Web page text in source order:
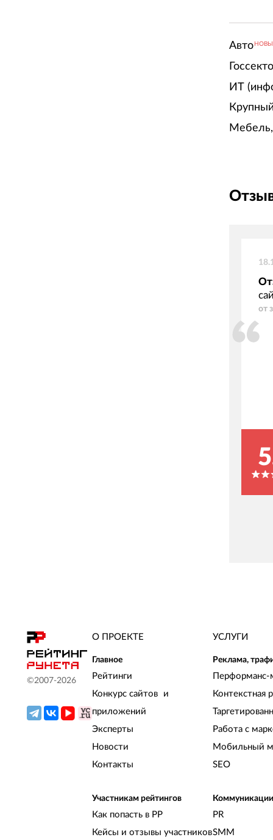
Авто
ИТ
от
©2007-2026
О ПРОЕКТЕ
Главное
Рейтинги
Конкурс сайтов и
приложений
Эксперты
Новости
Контакты
Участникам рейтингов
Как попасть в РР
Кейсы и отзывы участников
УСЛУГИ
Реклама,
Перформанс-
Контекстная
Работа с
Мобильный
SEO
Коммуникации
PR
SMM